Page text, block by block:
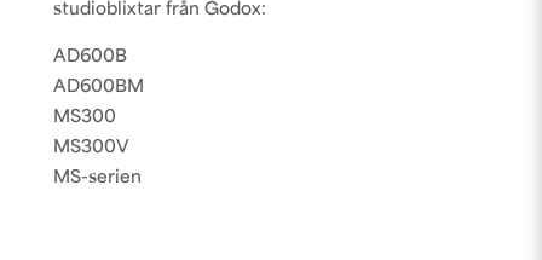
studioblixtar från Godox:
AD600B
AD600BM
MS300
MS300V
MS-serien